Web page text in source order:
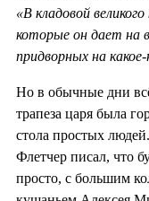
«В кладовой
которые он дает на
придворных на
Но в обычные дни
трапеза царя была
стола простых
Флетчер писал, что
просто, с большим